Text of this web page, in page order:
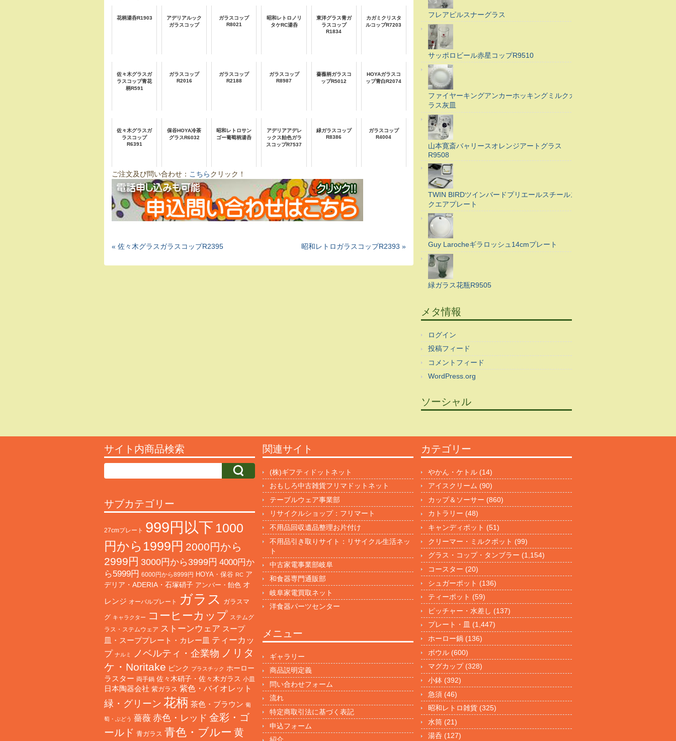
花柄湯呑R1903
アデリアルック
ガラスコップ
ガラスコップ
R8021
昭和レトロノリ
タケRC湯呑
東洋グラス青ガ
ラスコップ
R1834
カガミクリスタ
ルコップR7203
佐々木グラスガ
ラスコップ青花
柄R591
ガラスコップ
R2016
ガラスコップ
R2188
ガラスコップ
R8987
薔薇柄ガラスコ
ップR5012
HOYAガラスコ
ップ青白R2074
佐々木グラスガ
ラスコップ
R6391
保谷HOYA冷茶
グラスR6032
昭和レトロサン
ゴー葡萄柄湯呑
アデリアアデレ
ックス飴色ガラ
スコップR7537
緑ガラスコップ
R8386
ガラスコップ
R4004
ご注文及び問い合わせ： こちらクリック！
« 佐々木グラスガラスコップR2395 昭和レトロガラスコップR2393 »
フレアピルスナーグラス
サッポロビール赤星コップR9510
ファイヤーキングアンカーホッキングミルクガ
ラス灰皿
山本寛斎バャリースオレンジアートグラス
R9508
TWIN BIRDツインバードプリエールスチールス
クエアプレート
Guy Larocheギラロッシュ14cmプレート
緑ガラス花瓶R9505
メタ情報
ログイン
投稿フィード
コメントフィード
WordPress.org
ソーシャル
サイト内商品検索 関連サイト
(株)ギフティドットネット
おもしろ中古雑貨フリマドットネット
テーブルウェア事業部
リサイクルショップ：フリマート
不用品回収遺品整理お片付け
不用品引き取りサイト：リサイクル生活ネッ
ト
中古家電事業部岐阜
和食器専門通販部
岐阜家電買取ネット
洋食器パーツセンター
カテゴリー
やかん・ケトル (14)
アイスクリーム (90)
カップ＆ソーサー (860)
カトラリー (48)
キャンディポット (51)
クリーマー・ミルクポット (99)
グラス・コップ・タンブラー (1,154)
コースター (20)
シュガーポット (136)
ティーポット (59)
ピッチャー・水差し (137)
プレート・皿 (1,447)
ホーロー鍋 (136)
ボウル (600)
マグカップ(328)
小鉢 (392)
急須 (46)
昭和レトロ雑貨 (325)
水筒 (21)
湯呑 (127)
サブカテゴリー
27cmプレート 999円以下 1000
円から1999円 2000円から
2999円 3000円から3999円 4000円か
ら5999円 6000円から8999円 HOYA・保谷 RC ア
デリア・ADERIA・石塚硝子 アンバー・飴色 オ
レンジ オーバルプレート ガラス ガラスマ
グ キャラクター コーヒーカップ ステムグ
ラス・ステムウェア ストーンウェア スープ
皿・スーププレート・カレー皿 ティーカッ
プ ナルミ ノベルティ・企業物 ノリタ
ケ・Noritake ピンク プラスチック ホーロー
ラスター 両手鍋 佐々木硝子・佐々木ガラス 小皿
日本陶器会社 紫ガラス 紫色・バイオレット
緑・グリーン 花柄 茶色・ブラウン 葡
萄・ぶどう 薔薇 赤色・レッド 金彩・ゴ
ールド 青ガラス 青色・ブルー 黄
メニュー
ギャラリー
商品説明定義
問い合わせフォーム
流れ
特定商取引法に基づく表記
申込フォーム